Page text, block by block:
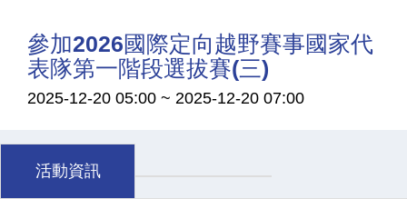
參加2026國際定向越野賽事國家代
表隊第一階段選拔賽(三)
2025-12-20 05:00 ~ 2025-12-20 07:00
活動資訊